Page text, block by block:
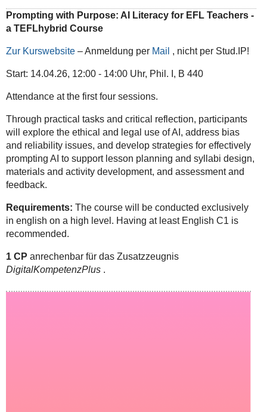
Prompting with Purpose: AI Literacy for EFL Teachers -
a TEFLhybrid Course
Zur Kurswebsite – Anmeldung per Mail , nicht per Stud.IP!
Start: 14.04.26, 12:00 - 14:00 Uhr, Phil. I, B 440
Attendance at the first four sessions.
Through practical tasks and critical reflection, participants
will explore the ethical and legal use of AI, address bias
and reliability issues, and develop strategies for effectively
prompting AI to support lesson planning and syllabi design,
materials and activity development, and assessment and
feedback.
Requirements: The course will be conducted exclusively
in english on a high level. Having at least English C1 is
recommended.
1 CP anrechenbar für das Zusatzzeugnis
DigitalKompetenzPlus .